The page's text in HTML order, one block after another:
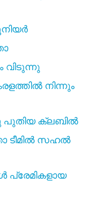
നിന്നും
പുതിയ ക്ലബിൽ
ടീമിൽ സഹൽ